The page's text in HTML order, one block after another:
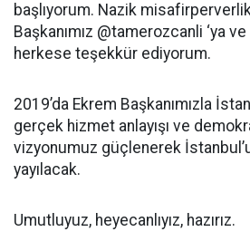
başlıyorum. Nazik
Başkanımız @tamerozcanli ‘ya
herkese teşekkür ediyorum.
2019’da Ekrem Başkanımızla
gerçek hizmet anlayışı ve
vizyonumuz güçlenerek
yayılacak.
Umutluyuz, heyecanlıyız, hazırız.